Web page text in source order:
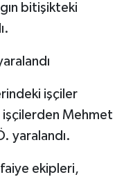
bitişikteki
işçiler
işçilerden Mehmet
yaralandı.
ekipleri,